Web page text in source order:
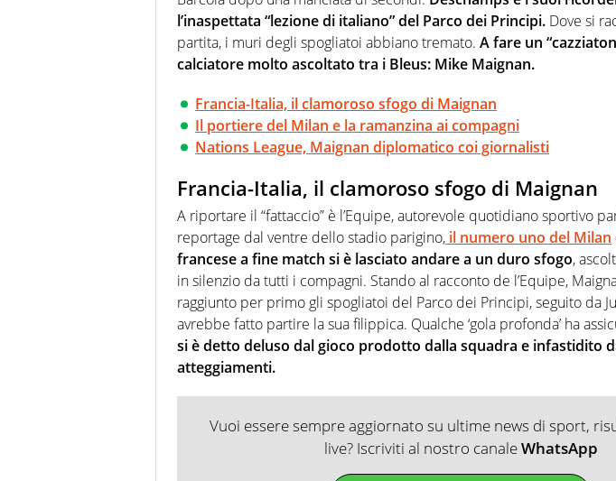
l’inaspettata “lezione di italiano” del Parco dei Principi. Dove si
partita, i muri degli spogliatoi abbiano tremato. A fare un
calciatore molto ascoltato tra i Bleus: Mike Maignan.
Francia-Italia, il clamoroso sfogo di Maignan
Il portiere del Milan e la ramanzina ai compagni
Nations League, Maignan diplomatico coi giornalisti
Francia-Italia, il clamoroso sfogo di Maignan
A riportare il “fattaccio” è l’Equipe, autorevole quotidiano sportivo
reportage dal ventre dello stadio parigino, il numero uno del Milan
francese a fine match si è lasciato andare a un duro sfogo,
in silenzio da tutti i compagni. Stando al racconto de l’Equipe,
raggiunto per primo gli spogliatoi del Parco dei Principi, seguito da
avrebbe fatto partire la sua filippica. Qualche ‘gola profonda’ ha
si è detto deluso dal gioco prodotto dalla squadra e infastidito
atteggiamenti.
Vuoi essere sempre aggiornato su ultime news di sport,
live? Iscriviti al nostro canaleWhatsApp